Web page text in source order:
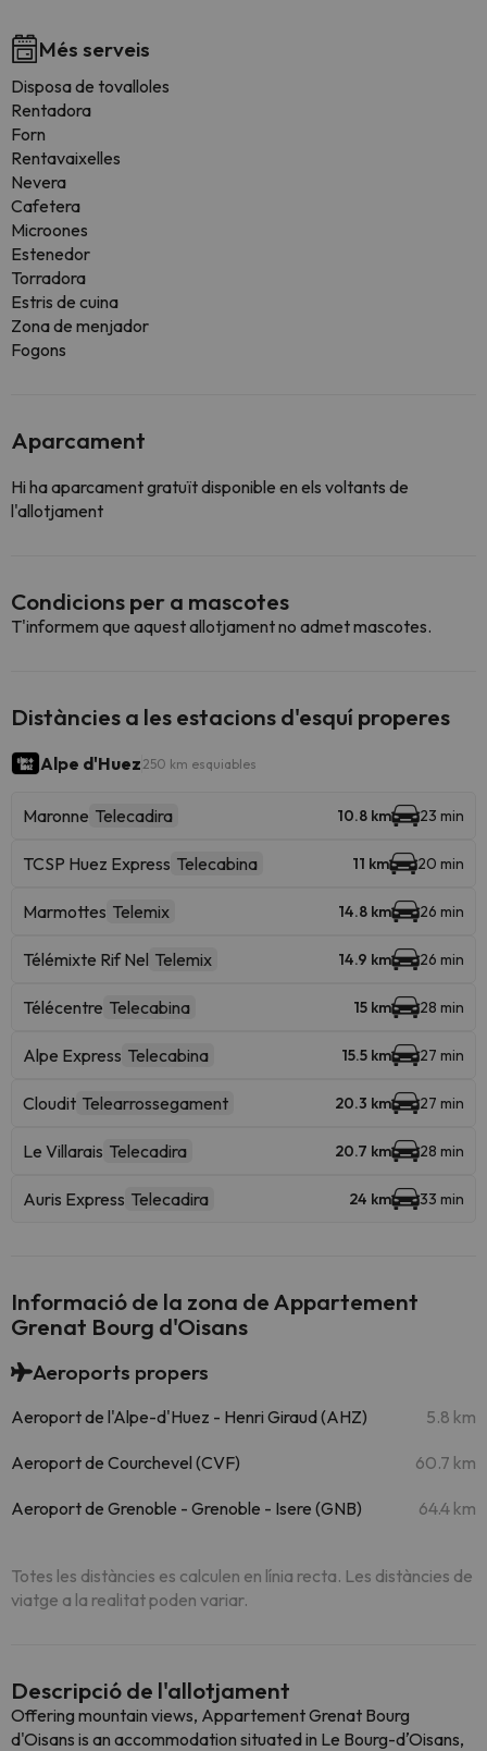
Més serveis
Disposa de tovalloles
Rentadora
Forn
Rentavaixelles
Nevera
Cafetera
Microones
Estenedor
Torradora
Estris de cuina
Zona de menjador
Fogons
Aparcament
Hi ha aparcament gratuït disponible en els voltants de
l'allotjament
Condicions per a mascotes
T'informem que aquest allotjament no admet mascotes.
Distàncies a les estacions d'esquí properes
Alpe d'Huez 250 km esquiables
Maronne Telecadira 10.8 km 23 min
TCSP Huez Express Telecabina 11 km 20 min
Marmottes Telemix 14.8 km 26 min
Télémixte Rif Nel Telemix 14.9 km 26 min
Télécentre Telecabina 15 km 28 min
Alpe Express Telecabina 15.5 km 27 min
Cloudit Telearrossegament 20.3 km 27 min
Le Villarais Telecadira 20.7 km 28 min
Auris Express Telecadira 24 km 33 min
Informació de la zona de Appartement
Grenat Bourg d'Oisans
Aeroports propers
Aeroport de l'Alpe-d'Huez - Henri Giraud (AHZ) 5.8 km
Aeroport de Courchevel (CVF) 60.7 km
Aeroport de Grenoble - Grenoble - Isere (GNB) 64.4 km
Totes les distàncies es calculen en línia recta. Les distàncies de
viatge a la realitat poden variar.
Descripció de l'allotjament
Offering mountain views, Appartement Grenat Bourg
d'Oisans is an accommodation situated in Le Bourg-dʼOisans,